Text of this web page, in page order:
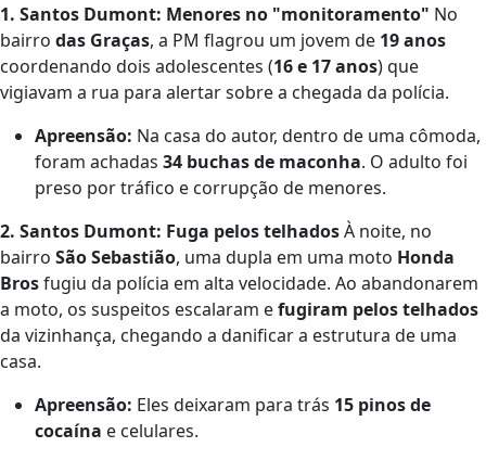
1. Santos Dumont: Menores no "monitoramento" No
bairro das Graças, a PM flagrou um jovem de 19 anos
coordenando dois adolescentes (16 e 17 anos) que
vigiavam a rua para alertar sobre a chegada da polícia.
Apreensão: Na casa do autor, dentro de uma cômoda,
foram achadas 34 buchas de maconha. O adulto foi
preso por tráfico e corrupção de menores.
2. Santos Dumont: Fuga pelos telhadosÀ noite, no
bairro São Sebastião, uma dupla em uma moto Honda
Brosfugiu da polícia em alta velocidade. Ao abandonarem
a moto, os suspeitos escalaram efugiram pelos telhados
da vizinhança, chegando a danificar a estrutura de uma
casa.
Apreensão: Eles deixaram para trás 15 pinos de
cocaína e celulares.